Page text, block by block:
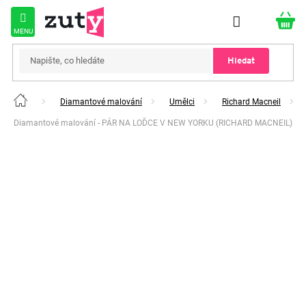
Přejít
obsah
Hledat
Domů Diamantové malování Umělci Richard Macneil
Diamantové malování - PÁR NA LOĎCE V NEW YORKU (RICHARD MACNEIL)